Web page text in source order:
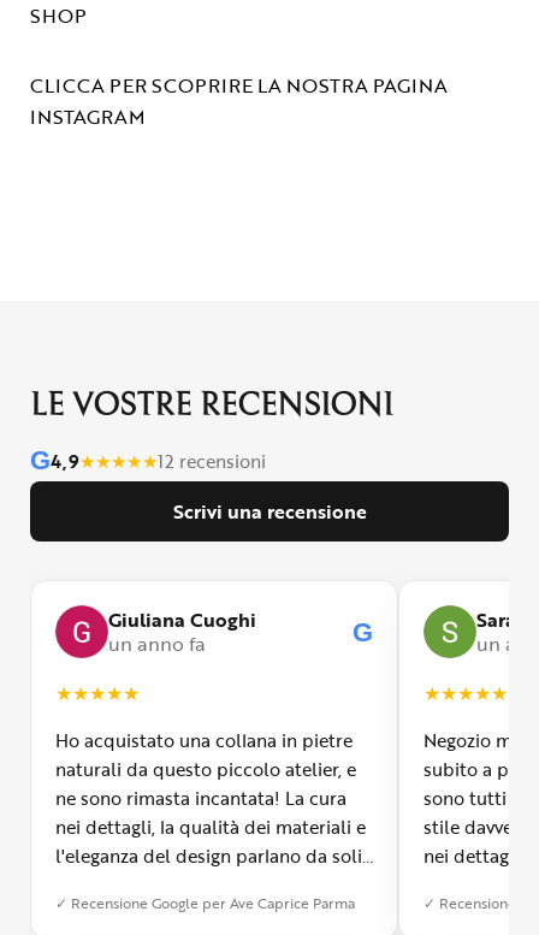
SHOP
CLICCA PER SCOPRIRE LA NOSTRA PAGINA
INSTAGRAM
LE VOSTRE RECENSIONI
G4,9★★★★★12 recensioni
Scrivi una recensione
Giuliana Cuoghi
un anno fa
G
★★★★★
Ho acquistato una collana in pietre
naturali da questo piccolo atelier, e
ne sono rimasta incantata! La cura
nei dettagli, la qualità dei materiali e
l'eleganza del design parlano da soli.
stato impeccabile: veloce, preciso e
✓ Recensione Google per Ave Caprice Parma
Sara
un
★★★★★
Negozio
subito a
sono tutti
stile davvero
nei dettagli,
qualità e si
✓ Recensione